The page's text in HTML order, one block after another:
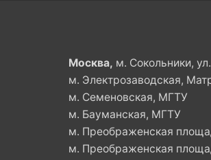
Москва, м. Сокольники,
м. Электрозаводская,
м. Семеновская, МГТУ
м. Бауманская, МГТУ
м. Преображенская
м. Преображенская